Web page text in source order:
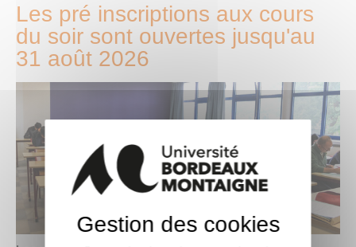
Les pré inscriptions aux cours
du soir sont ouvertes jusqu'au
31 août 2026
Gestion des cookies